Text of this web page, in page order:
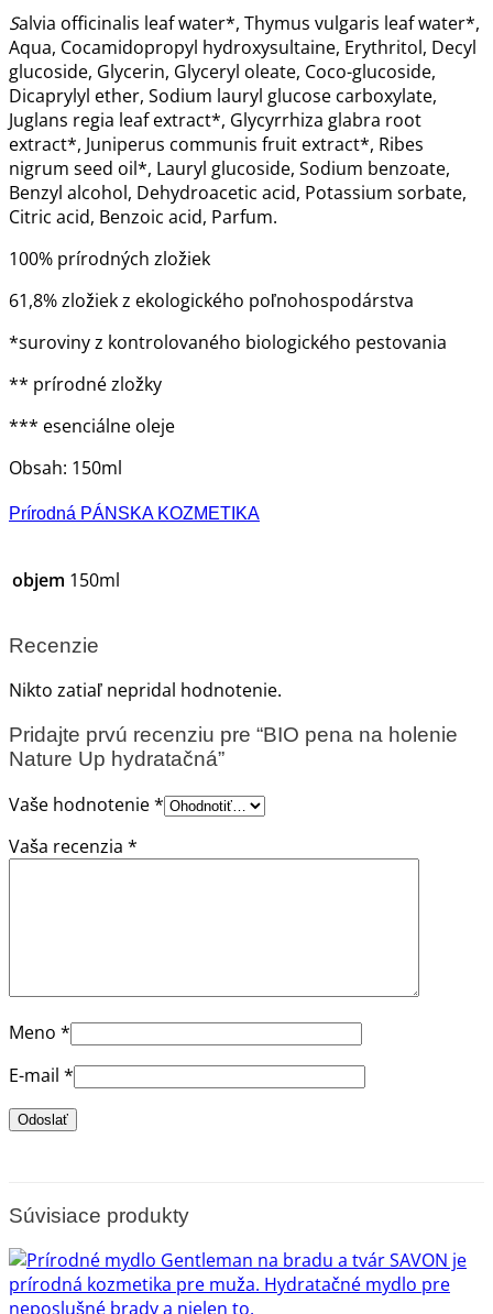
Salvia officinalis leaf water*, Thymus vulgaris leaf water*,
Aqua, Cocamidopropyl hydroxysultaine, Erythritol, Decyl
glucoside, Glycerin, Glyceryl oleate, Coco-glucoside,
Dicaprylyl ether, Sodium lauryl glucose carboxylate,
Juglans regia leaf extract*, Glycyrrhiza glabra root
extract*, Juniperus communis fruit extract*, Ribes
nigrum seed oil*, Lauryl glucoside, Sodium benzoate,
Benzyl alcohol, Dehydroacetic acid, Potassium sorbate,
Citric acid, Benzoic acid, Parfum.
100% prírodných zložiek
61,8% zložiek z ekologického poľnohospodárstva
*suroviny z kontrolovaného biologického pestovania
** prírodné zložky
*** esenciálne oleje
Obsah: 150ml
Prírodná PÁNSKA KOZMETIKA
objem 150ml
Recenzie
Nikto zatiaľ nepridal hodnotenie.
Pridajte prvú recenziu pre “BIO pena na holenie
Nature Up hydratačná”
Vaše hodnotenie*
Vaša recenzia *
Meno *
E-mail *
Súvisiace produkty